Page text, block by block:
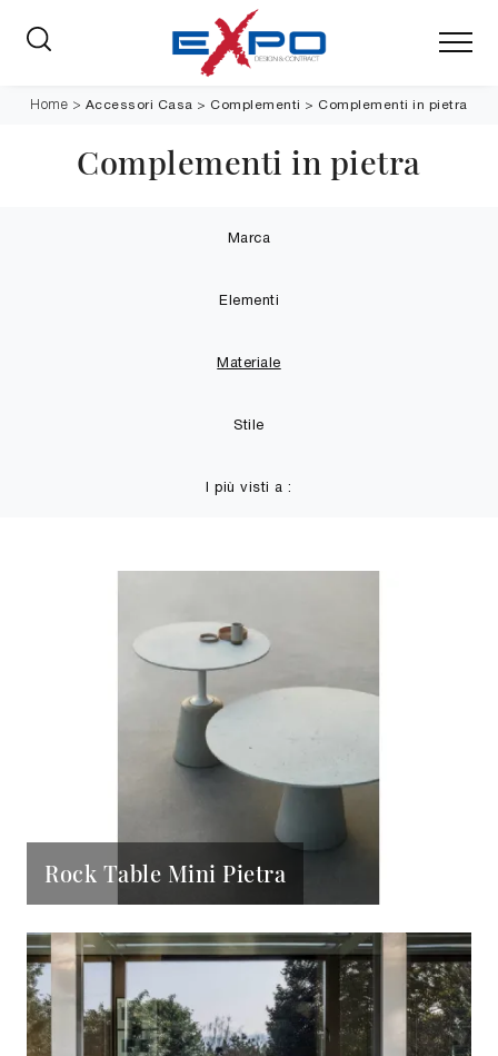
Home > Accessori Casa > Complementi > Complementi in pietra
Complementi in pietra
Marca
Elementi
Materiale
Stile
I più visti a :
Rock Table Mini Pietra